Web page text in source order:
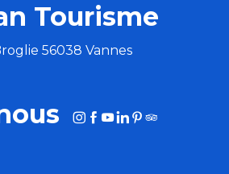
Tourisme
56038 Vannes